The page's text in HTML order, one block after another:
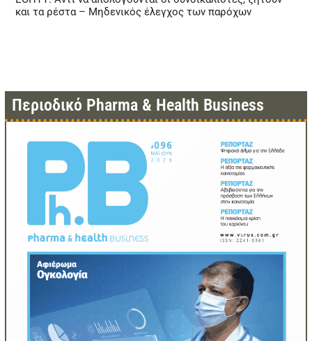
και τα ρέστα – Μηδενικός έλεγχος των παρόχων
Περιοδικό Pharma & Health Business